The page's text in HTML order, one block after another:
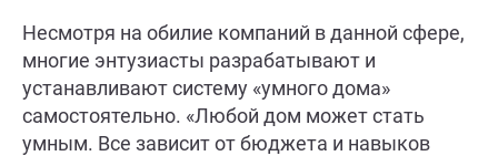
Несмотря на обилие компаний в данной сфере,
многие энтузиасты разрабатывают и
устанавливают систему «умного дома»
самостоятельно. «Любой дом может стать
умным. Все зависит от бюджета и навыков